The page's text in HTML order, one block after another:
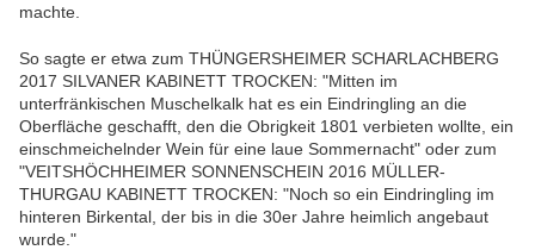
machte.
So sagte er etwa zum THÜNGERSHEIMER SCHARLACHBERG
2017 SILVANER KABINETT TROCKEN: "Mitten im
unterfränkischen Muschelkalk hat es ein Eindringling an die
Oberfläche geschafft, den die Obrigkeit 1801 verbieten wollte, ein
einschmeichelnder Wein für eine laue Sommernacht" oder zum
"VEITSHÖCHHEIMER SONNENSCHEIN 2016 MÜLLER-
THURGAU KABINETT TROCKEN: "Noch so ein Eindringling im
hinteren Birkental, der bis in die 30er Jahre heimlich angebaut
wurde."